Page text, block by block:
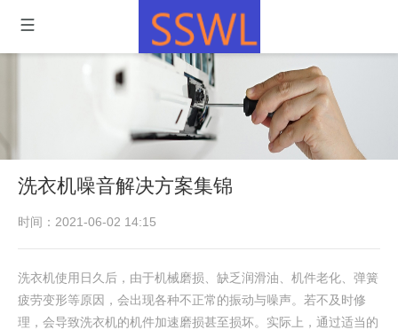
洗衣机噪音解决方案集锦
时间：2021-06-02 14:15
洗衣机使用日久后，由于机械磨损、缺乏润滑油、机件老化、弹簧
疲劳变形等原因，会出现各种不正常的振动与噪声。若不及时修
理，会导致洗衣机的机件加速磨损甚至损坏。实际上，通过适当的